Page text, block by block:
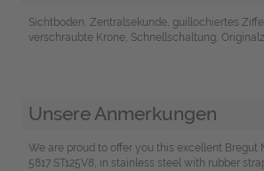
Sichtboden, Zentralsekunde, guillochiertes
verschraubte Krone, Schnellschaltung,
Unsere Anmerkungen
We are proud to offer you this excellent Bregut
5817 ST125V8, in stainless steel with rubber